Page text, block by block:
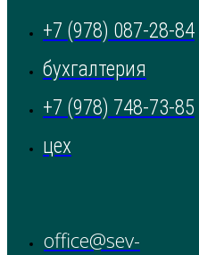
+7 (978) 087-28-84
бухгалтерия
+7 (978) 748-73-85
цех
office@sev-